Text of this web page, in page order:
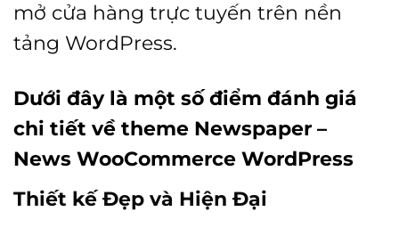
mở cửa hàng trực tuyến trên nền
tảng WordPress.
Dưới đây là một số điểm đánh giá
chi tiết về theme Newspaper –
News WooCommerce WordPress
Thiết kế Đẹp và Hiện Đại